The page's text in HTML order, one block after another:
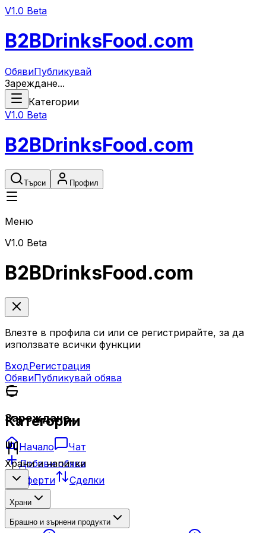
V1.0 Beta
B2BDrinksFood.com
ОбявиПубликувай
Зареждане...
Категории
V1.0 Beta
B2BDrinksFood.com
Търси Профил
Меню
V1.0 Beta
B2BDrinksFood.com
Влезте в профила си или се регистрирайте, за да
използвате всички функции
ВходРегистрация
ОбявиПубликувай обява
Категории
Храни и напитки
Храни
Брашно и зърнени продукти
Зареждане...
Начало
Чат
Добави обява
Оферти
Сделки